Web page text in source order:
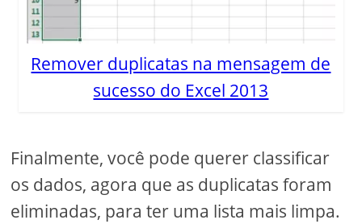
Remover duplicatas na mensagem de
sucesso do Excel 2013
Finalmente, você pode querer classificar
os dados, agora que as duplicatas foram
eliminadas, para ter uma lista mais limpa.